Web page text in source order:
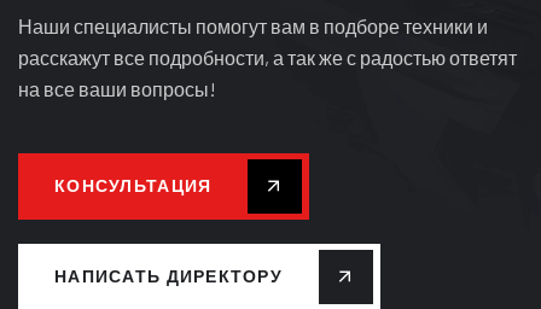
Наши специалисты помогут вам в подборе техники и
расскажут все подробности, а так же с радостью ответят
на все ваши вопросы!
КОНСУЛЬТАЦИЯ
НАПИСАТЬ ДИРЕКТОРУ